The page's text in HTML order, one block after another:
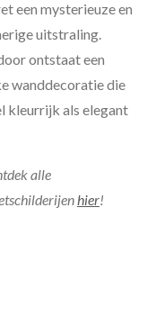
een mysterieuze en
uitstraling.
ontstaat een
wanddecoratie die
kleurrijk als elegant
alle
hier!